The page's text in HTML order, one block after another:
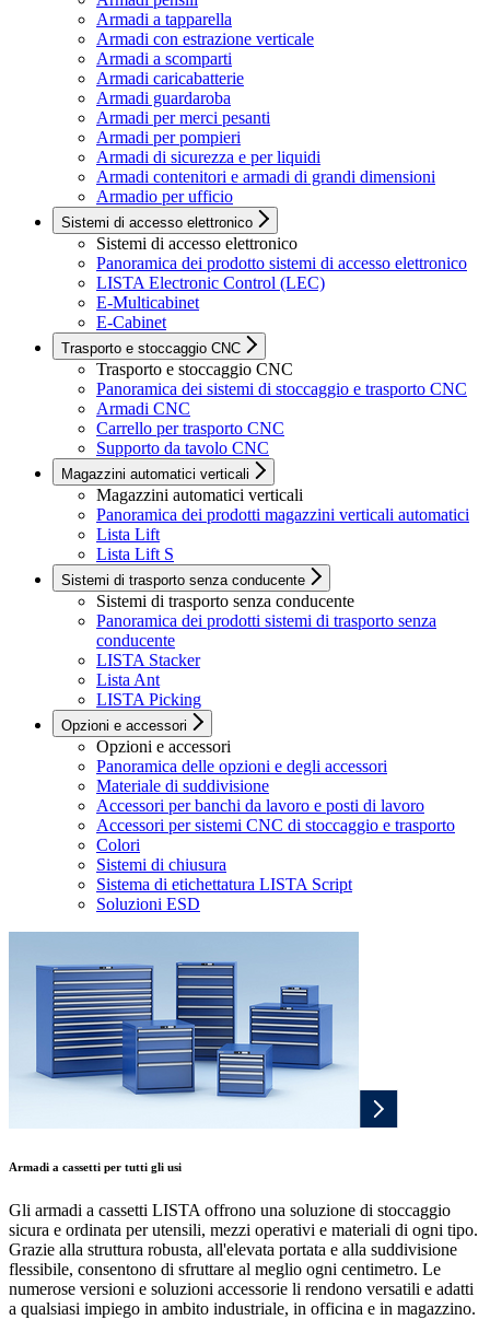
Armadi a tapparella
Armadi con estrazione verticale
Armadi a scomparti
Armadi caricabatterie
Armadi guardaroba
Armadi per merci pesanti
Armadi per pompieri
Armadi di sicurezza e per liquidi
Armadi contenitori e armadi di grandi dimensioni
Armadio per ufficio
Sistemi di accesso elettronico
Sistemi di accesso elettronico
Panoramica dei prodotto sistemi di accesso elettronico
LISTA Electronic Control (LEC)
E-Multicabinet
E-Cabinet
Trasporto e stoccaggio CNC
Trasporto e stoccaggio CNC
Panoramica dei sistemi di stoccaggio e trasporto CNC
Armadi CNC
Carrello per trasporto CNC
Supporto da tavolo CNC
Magazzini automatici verticali
Magazzini automatici verticali
Panoramica dei prodotti magazzini verticali automatici
Lista Lift
Lista Lift S
Sistemi di trasporto senza conducente
Sistemi di trasporto senza conducente
Panoramica dei prodotti sistemi di trasporto senza
conducente
LISTA Stacker
Lista Ant
LISTA Picking
Opzioni e accessori
Opzioni e accessori
Panoramica delle opzioni e degli accessori
Materiale di suddivisione
Accessori per banchi da lavoro e posti di lavoro
Accessori per sistemi CNC di stoccaggio e trasporto
Colori
Sistemi di chiusura
Sistema di etichettatura LISTA Script
Soluzioni ESD
Armadi a cassetti per tutti gli usi
Gli armadi a cassetti LISTA offrono una soluzione di stoccaggio
sicura e ordinata per utensili, mezzi operativi e materiali di ogni tipo.
Grazie alla struttura robusta, all'elevata portata e alla suddivisione
flessibile, consentono di sfruttare al meglio ogni centimetro. Le
numerose versioni e soluzioni accessorie li rendono versatili e adatti
a qualsiasi impiego in ambito industriale, in officina e in magazzino.